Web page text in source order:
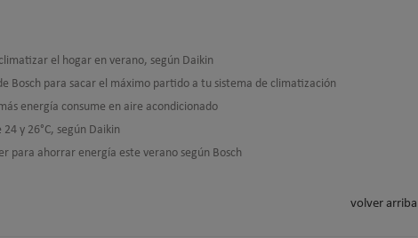
el hogar en verano, según Daikin
Bosch para sacar el máximo partido a tu sistema de climatización
energía consume en aire acondicionado
y 26°C, según Daikin
para ahorrar energía este verano según Bosch
volver arriba